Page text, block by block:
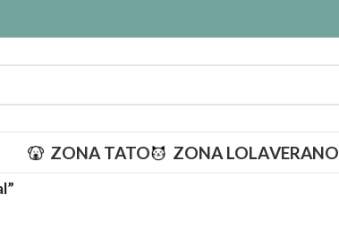
ZONA TATO ZONA LOLAVERANO